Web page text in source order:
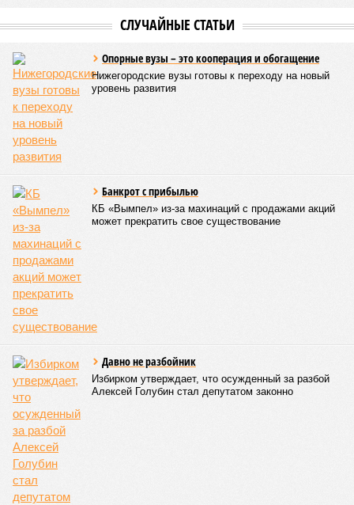
СЛУЧАЙНЫЕ СТАТЬИ
Опорные вузы – это кооперация и обогащение
Нижегородские вузы готовы к переходу на новый
уровень развития
Банкрот с прибылью
КБ «Вымпел» из-за махинаций с продажами акций
может прекратить свое существование
Давно не разбойник
Избирком утверждает, что осужденный за разбой
Алексей Голубин стал депутатом законно